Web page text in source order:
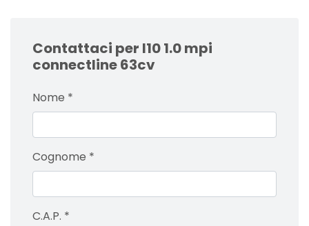
Contattaci per I10 1.0 mpi
connectline 63cv
Nome *
Cognome *
C.A.P. *